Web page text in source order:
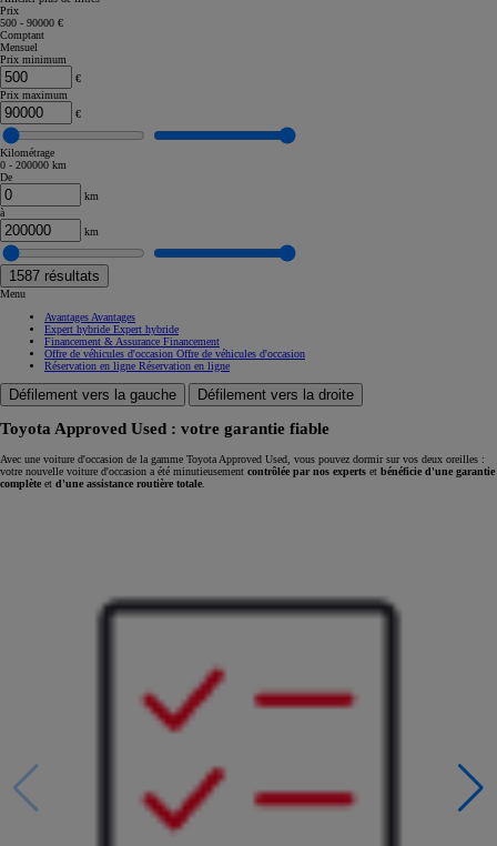
Prix
500 - 90000 €
Comptant
Mensuel
Prix minimum
€
Prix maximum
€
Kilométrage
0 - 200000 km
De
km
à
km
1587 résultats
Menu
Avantages Avantages
Expert hybride Expert hybride
Financement & Assurance Financement
Offre de véhicules d'occasion Offre de véhicules d'occasion
Réservation en ligne Réservation en ligne
Défilement vers la gauche Défilement vers la droite
Toyota Approved Used : votre garantie fiable
Avec une voiture d'occasion de la gamme Toyota Approved Used, vous pouvez dormir sur vos deux oreilles :
votre nouvelle voiture d'occasion a été minutieusement contrôlée par nos experts et bénéficie d'une garantie
complète et d'une assistance routière totale